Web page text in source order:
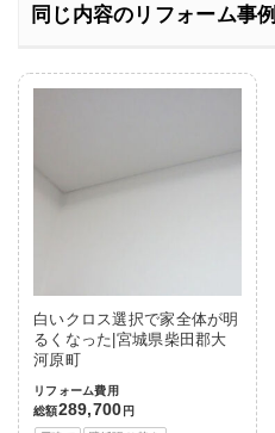
同じ内容のリフォーム事例
白いクロス選択で家全体が明
るくなった|宮城県柴田郡大
河原町
リフォーム費用
総額289,700 円